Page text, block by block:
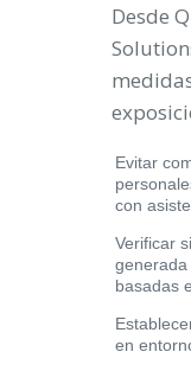
Desde
Evitar
con
Verificar
basadas
en